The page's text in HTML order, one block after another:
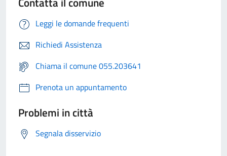
Leggi le domande frequenti
Richiedi Assistenza
Chiama il comune 055.203641
Prenota un appuntamento
Problemi in città
Segnala disservizio